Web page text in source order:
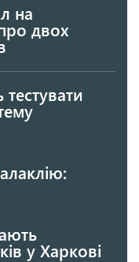
на
двох
у Харкові